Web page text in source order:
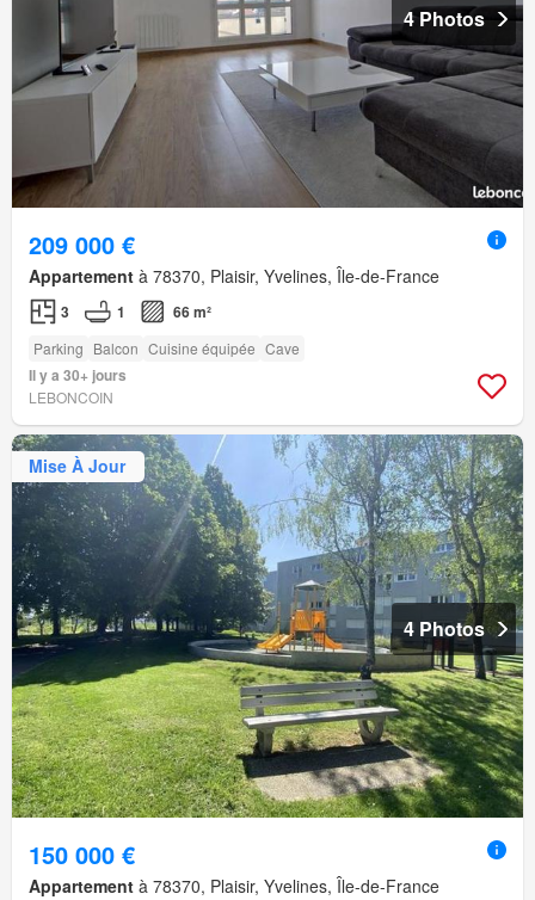
4 Photos
209 000 €
Appartement à 78370, Plaisir, Yvelines, Île-de-France
3 1 66 m²
Parking Balcon Cuisine équipée Cave
Il y a 30+ jours
LEBONCOIN
Mise À Jour
4 Photos
150 000 €
Appartement à 78370, Plaisir, Yvelines, Île-de-France